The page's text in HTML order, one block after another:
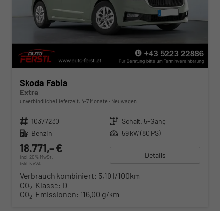
Skoda Fabia
Extra
unverbindliche Lieferzeit: 4-7 Monate Neuwagen
Fahrzeugnr. 10377230 Getriebe Schalt. 5-Gang
Kraftstoff Benzin Leistung 59 kW (80 PS)
18.771,– €
incl. 20% MwSt.
inkl. NoVA
Details
Verbrauch kombiniert: 5,10 l/100km
CO2-Klasse: D
CO2-Emissionen: 116,00 g/km